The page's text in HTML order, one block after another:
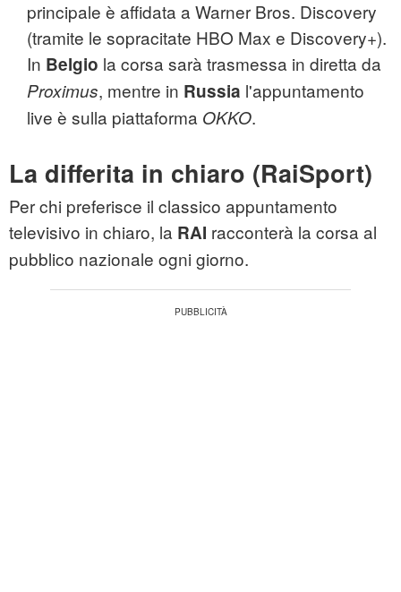
principale è affidata a Warner Bros. Discovery
(tramite le sopracitate HBO Max e Discovery+).
In Belgio la corsa sarà trasmessa in diretta da
Proximus, mentre in Russia l'appuntamento
live è sulla piattaforma OKKO.
La differita in chiaro (RaiSport)
Per chi preferisce il classico appuntamento
televisivo in chiaro, la RAI racconterà la corsa al
pubblico nazionale ogni giorno.